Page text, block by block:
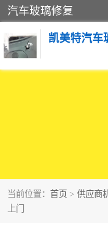
汽车玻璃修复
凯美特汽车
当前位置： 首页 > 供应商
上门